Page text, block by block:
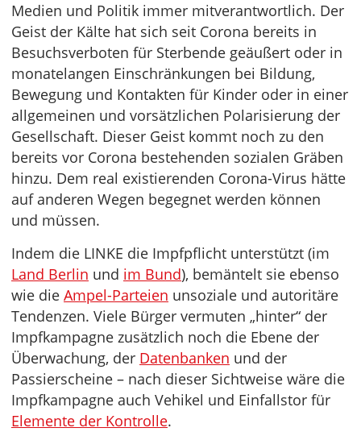
Medien und Politik immer mitverantwortlich. Der
Geist der Kälte hat sich seit Corona bereits in
Besuchsverboten für Sterbende geäußert oder in
monatelangen Einschränkungen bei Bildung,
Bewegung und Kontakten für Kinder oder in einer
allgemeinen und vorsätzlichen Polarisierung der
Gesellschaft. Dieser Geist kommt noch zu den
bereits vor Corona bestehenden sozialen Gräben
hinzu. Dem real existierenden Corona-Virus hätte
auf anderen Wegen begegnet werden können
und müssen.
Indem die LINKE die Impfpflicht unterstützt (im
Land Berlin und im Bund), bemäntelt sie ebenso
wie die Ampel-Parteien unsoziale und autoritäre
Tendenzen. Viele Bürger vermuten „hinter“ der
Impfkampagne zusätzlich noch die Ebene der
Überwachung, der Datenbanken und der
Passierscheine – nach dieser Sichtweise wäre die
Impfkampagne auch Vehikel und Einfallstor für
Elemente der Kontrolle.